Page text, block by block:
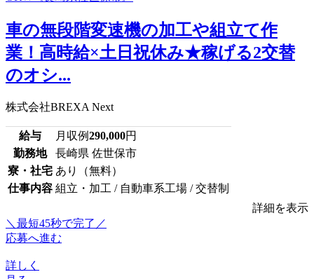
車の無段階変速機の加工や組立て作
業！高時給×土日祝休み★稼げる2交替
のオシ...
株式会社BREXA Next
給与 月収例290,000円
勤務地
長崎県 佐世保市
寮・社宅 あり（無料）
仕事内容 組立・加工 / 自動車系工場 / 交替制
詳細を表示
＼最短45秒で完了／
応募へ進む
詳しく